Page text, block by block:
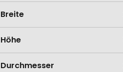
Breite
Höhe
Durchmesser